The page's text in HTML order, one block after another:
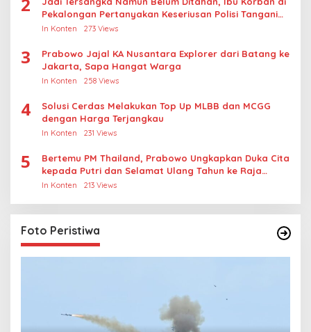
2
Pekalongan Pertanyakan Keseriusan Polisi Tangani
Kasus Rudapksa Sampai Anaknya Hamil
In Konten 273 Views
3
Prabowo Jajal KA Nusantara Explorer dari Batang ke
Jakarta, Sapa Hangat Warga
In Konten 258 Views
4
Solusi Cerdas Melakukan Top Up MLBB dan MCGG
dengan Harga Terjangkau
In Konten 231 Views
5
Bertemu PM Thailand, Prabowo Ungkapkan Duka Cita
kepada Putri dan Selamat Ulang Tahun ke Raja
Thailand
In Konten 213 Views
Foto Peristiwa